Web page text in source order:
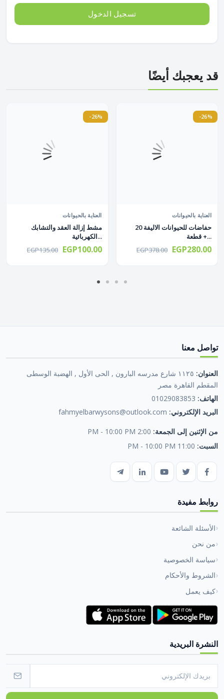
تسجيل الدخول
قد يعجبك أيضًا
-26%
العناية بالحيوانات
مشط إزالة العقد والتشابك
الكهربائية...
EGP135.00 EGP100.00
-26%
العناية بالحيوانات
حفاضات للحيوانات الاليفة 20
قطعة +...
EGP378.00 EGP280.00
تواصل معنا
العنوان:
١١٢٥ شارع مدرسه البارون , الحى الأول , الهضبة الوسطى
المقطم القاهرة مصر
الهاتف: 01029083853
البريد الإلكتروني: fahmyelbarwysons@outlook.com
من الإثنين إلى الجمعة: 2:00 PM - 10:00 PM
السبت: 11:00 PM - 10:00 PM
روابط مفيدة
الأسئلة الشائعة
من نحن
سياسة الخصوصية
الشروط والأحكام
كيف يعمل
النشرة البريدية